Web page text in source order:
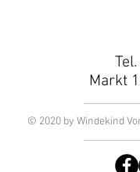
Markt
© 2020 by Windekind